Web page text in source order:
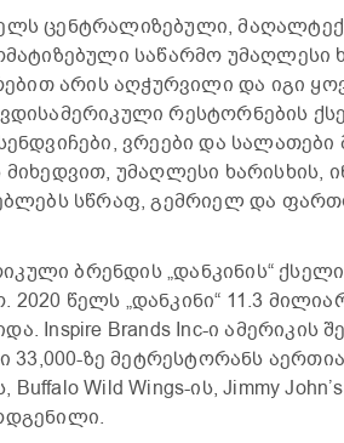
ცენტრალიზებული,
საწარმო უმაღლესი
არის აღჭურვილი და იგი
რესტორნების
ვრეები და
მიხედვით, უმაღლესი ხარისხის,
სწრაფ, გემრიელ და
ბრენდის „დანკინის“
წელს „დანკინი“ 11.3
Inspire Brands Inc-ი ამერიკის
33,000-ზე მეტრესტორანს
Buffalo Wild Wings-ის, Jimmy